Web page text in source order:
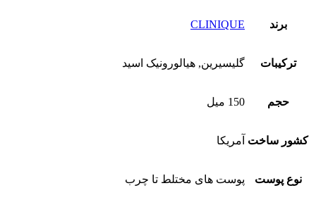
برند CLINIQUE
ترکیبات گلیسیرین, هیالورونیک اسید
حجم 150 میل
کشور ساخت آمریکا
نوع پوست پوست های مختلط تا چرب